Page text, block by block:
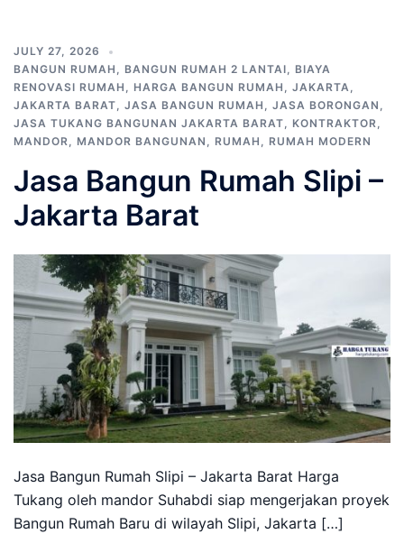
JULY 27, 2026
BANGUN RUMAH , BANGUN RUMAH 2 LANTAI, BIAYA
RENOVASI RUMAH , HARGA BANGUN RUMAH , JAKARTA,
JAKARTA BARAT, JASA BANGUN RUMAH , JASA BORONGAN ,
JASA TUKANG BANGUNAN JAKARTA BARAT, KONTRAKTOR,
MANDOR, MANDOR BANGUNAN , RUMAH , RUMAH MODERN
Jasa Bangun Rumah Slipi –
Jakarta Barat
Jasa Bangun Rumah Slipi – Jakarta Barat Harga
Tukang oleh mandor Suhabdi siap mengerjakan proyek
Bangun Rumah Baru di wilayah Slipi, Jakarta […]